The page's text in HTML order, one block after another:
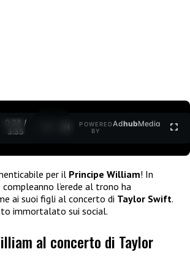
0:30 /
3:35
POWERED
BY
AdhubMedia
per il Principe William! In
l’erede al trono ha
ai suoi figli al concerto di Taylor Swift.
immortalato sui social.
al concerto di Taylor